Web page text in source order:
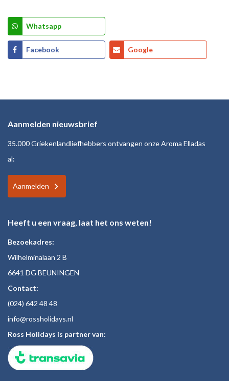
Whatsapp
Facebook Google
Aanmelden nieuwsbrief
35.000 Griekenlandliefhebbers ontvangen onze Aroma Elladas
al:
Aanmelden
Heeft u een vraag, laat het ons weten!
Bezoekadres:
Wilhelminalaan 2 B
6641 DG BEUNINGEN
Contact:
(024) 642 48 48
info@rossholidays.nl
Ross Holidays is partner van: